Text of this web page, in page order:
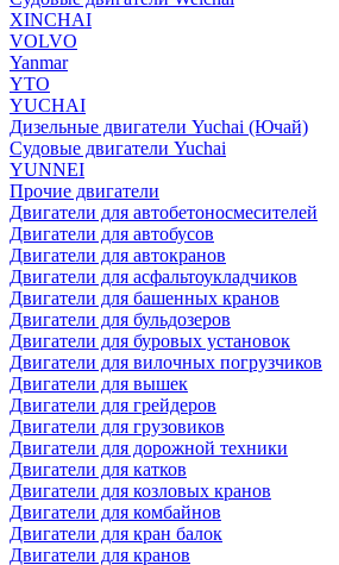
XINCHAI
VOLVO
Yanmar
YTO
YUCHAI
Дизельные двигатели Yuchai (Ючай)
Судовые двигатели Yuchai
YUNNEI
Прочие двигатели
Двигатели для автобетоносмесителей
Двигатели для автобусов
Двигатели для автокранов
Двигатели для асфальтоукладчиков
Двигатели для башенных кранов
Двигатели для бульдозеров
Двигатели для буровых установок
Двигатели для вилочных погрузчиков
Двигатели для вышек
Двигатели для грейдеров
Двигатели для грузовиков
Двигатели для дорожной техники
Двигатели для катков
Двигатели для козловых кранов
Двигатели для комбайнов
Двигатели для кран балок
Двигатели для кранов